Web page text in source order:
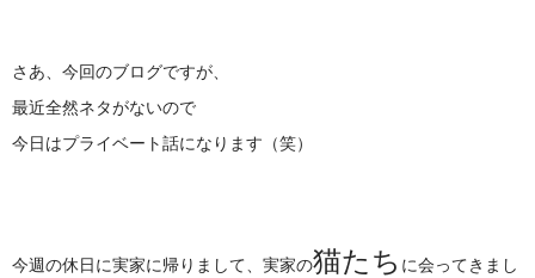
さあ、今回のブログですが、
最近全然ネタがないので
今日はプライベート話になります（笑）
今週の休日に実家に帰りまして、実家の猫たち に会ってきまし